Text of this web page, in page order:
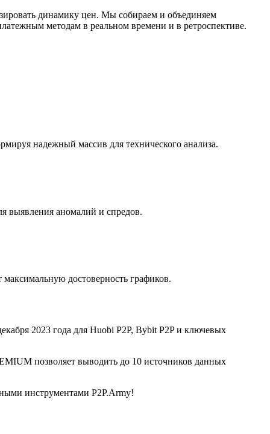
динамику цен. Мы собираем и объединяем
методам в реальном времени и в ретроспективе.
надежный массив для технического анализа.
выявления аномалий и спредов.
достоверность графиков.
2023 года для Huobi P2P, Bybit P2P и ключевых
позволяет выводить до 10 источников данных
инструментами P2P.Army!